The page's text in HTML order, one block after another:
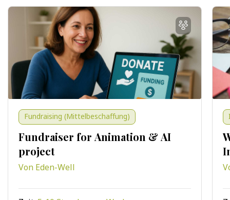
Fundraising (Mittelbeschaffung)
Fundraiser for Animation & AI
project
Von Eden-Well